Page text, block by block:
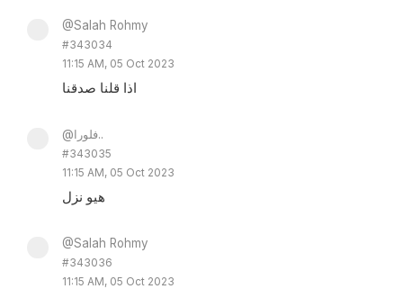
@Salah Rohmy
#343034
11:15 AM, 05 Oct 2023
اذا قلنا صدقنا
@فلورا..
#343035
11:15 AM, 05 Oct 2023
هيو نزل
@Salah Rohmy
#343036
11:15 AM, 05 Oct 2023